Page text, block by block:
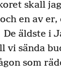
skall
en av
De äldste i
vi sända
som